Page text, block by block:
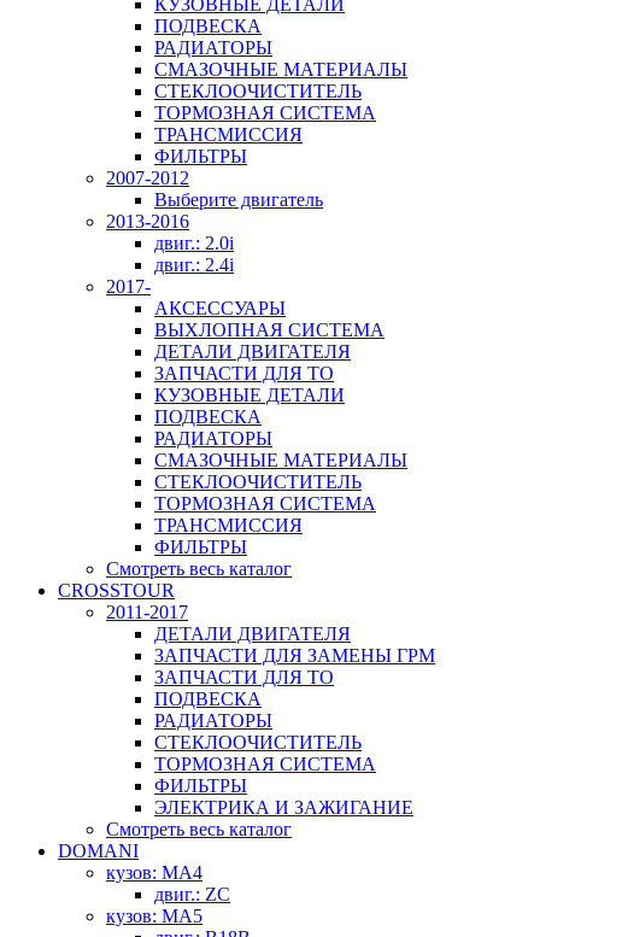
КУЗОВНЫЕ ДЕТАЛИ
ПОДВЕСКА
РАДИАТОРЫ
СМАЗОЧНЫЕ МАТЕРИАЛЫ
СТЕКЛООЧИСТИТЕЛЬ
ТОРМОЗНАЯ СИСТЕМА
ТРАНСМИССИЯ
ФИЛЬТРЫ
2007-2012
Выберите двигатель
2013-2016
двиг.: 2.0i
двиг.: 2.4i
2017-
АКСЕССУАРЫ
ВЫХЛОПНАЯ СИСТЕМА
ДЕТАЛИ ДВИГАТЕЛЯ
ЗАПЧАСТИ ДЛЯ ТО
КУЗОВНЫЕ ДЕТАЛИ
ПОДВЕСКА
РАДИАТОРЫ
СМАЗОЧНЫЕ МАТЕРИАЛЫ
СТЕКЛООЧИСТИТЕЛЬ
ТОРМОЗНАЯ СИСТЕМА
ТРАНСМИССИЯ
ФИЛЬТРЫ
Смотреть весь каталог
CROSSTOUR
2011-2017
ДЕТАЛИ ДВИГАТЕЛЯ
ЗАПЧАСТИ ДЛЯ ЗАМЕНЫ ГРМ
ЗАПЧАСТИ ДЛЯ ТО
ПОДВЕСКА
РАДИАТОРЫ
СТЕКЛООЧИСТИТЕЛЬ
ТОРМОЗНАЯ СИСТЕМА
ФИЛЬТРЫ
ЭЛЕКТРИКА И ЗАЖИГАНИЕ
Смотреть весь каталог
DOMANI
кузов: MA4
двиг.: ZC
кузов: MA5